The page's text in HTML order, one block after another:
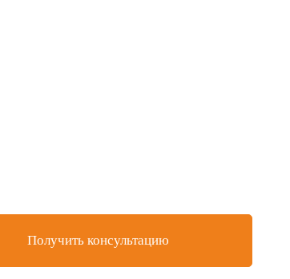
Получить консультацию